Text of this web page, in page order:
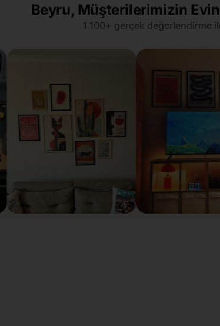
Beyru, Müşterilerimizin
1.100+ gerçek değerlendirme